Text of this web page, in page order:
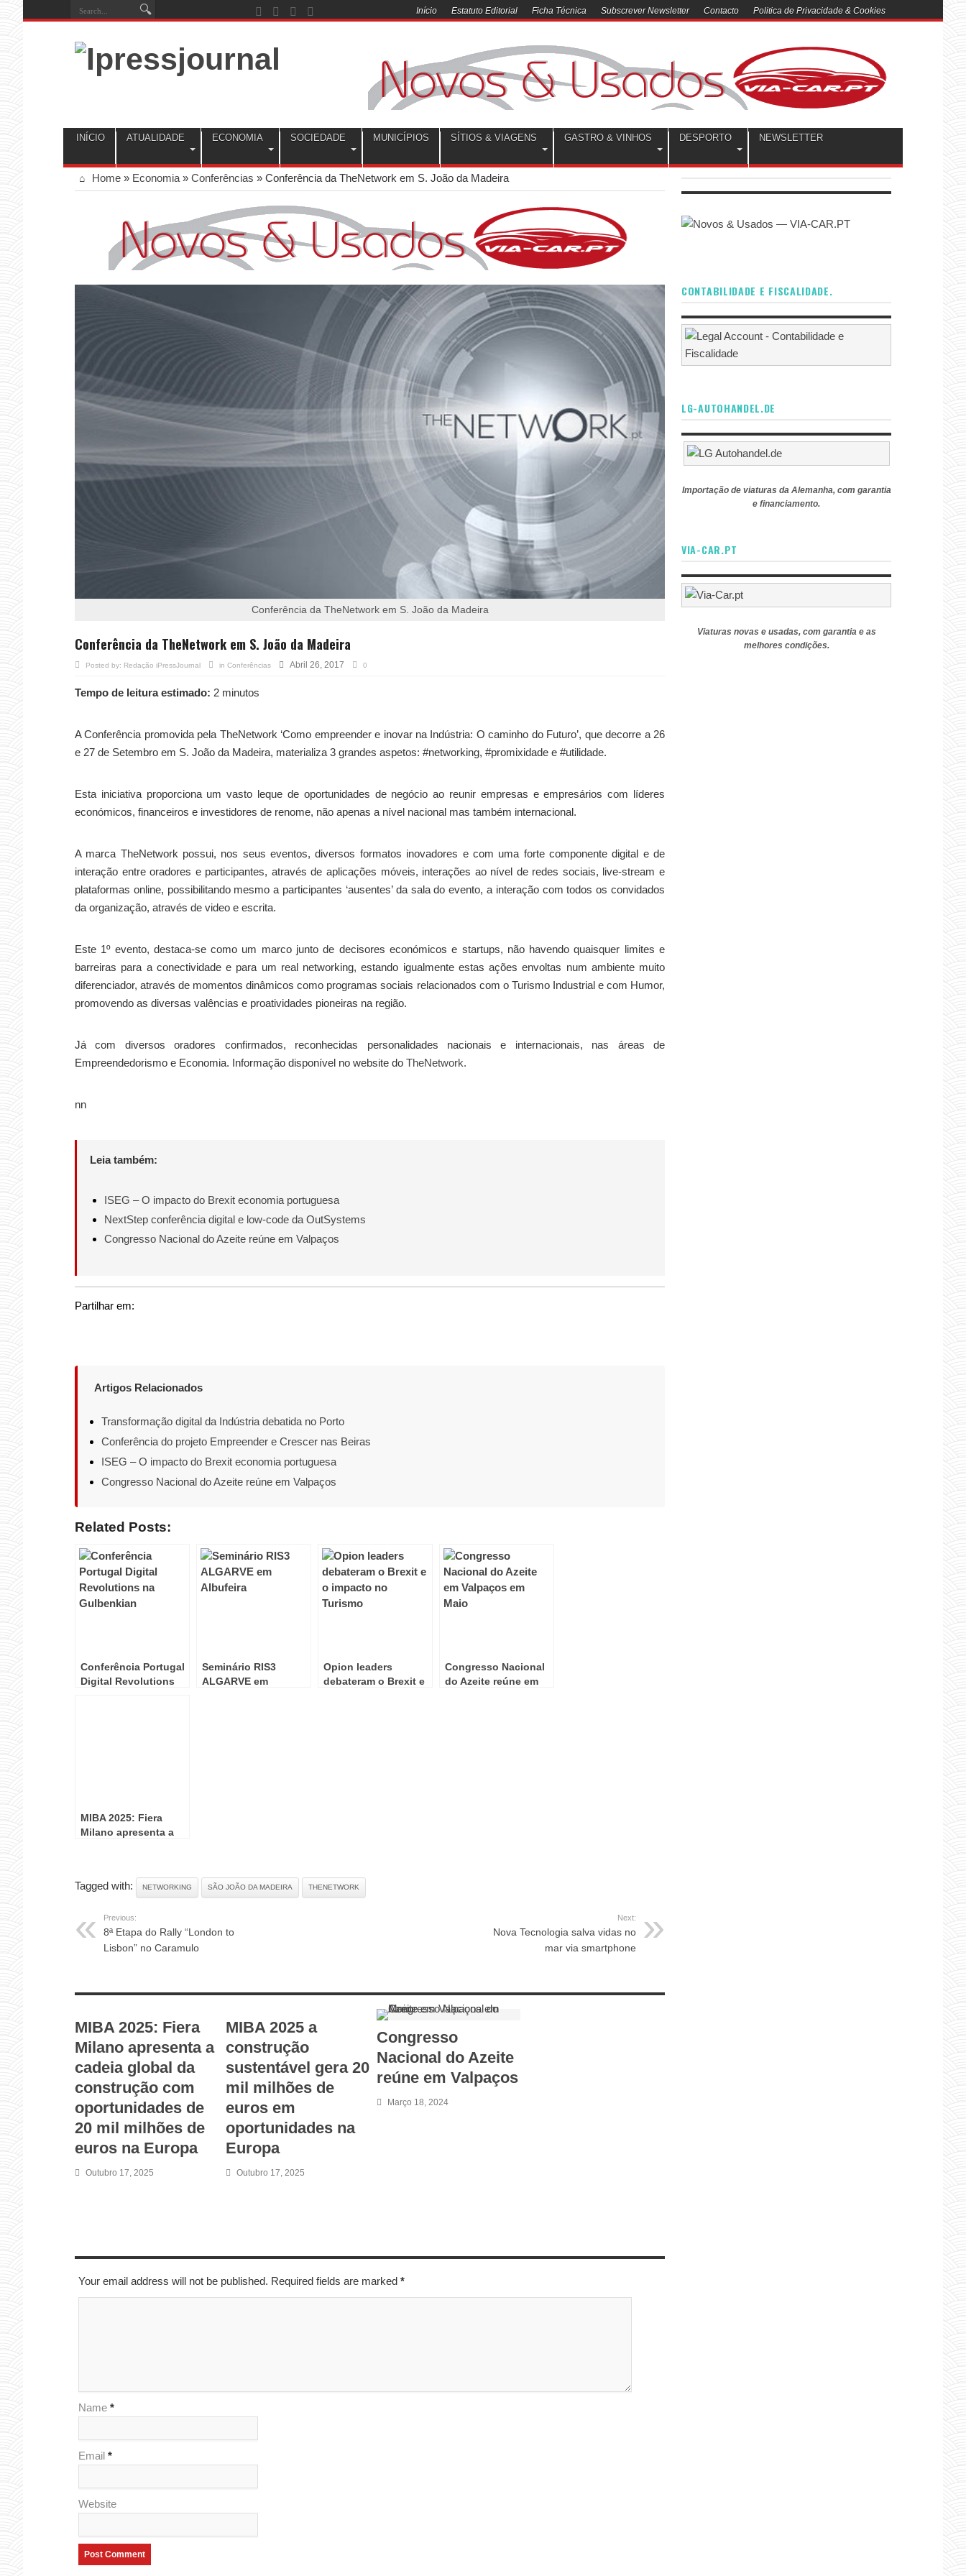
Início Estatuto Editorial Ficha Técnica Subscrever Newsletter Contacto Politica de Privacidade & Cookies
INÍCIO ATUALIDADE ECONOMIA SOCIEDADE MUNICÍPIOS SÍTIOS & VIAGENS GASTRO & VINHOS DESPORTO NEWSLETTER
Home » Economia » Conferências » Conferência da TheNetwork em S. João da Madeira
Conferência da TheNetwork em S. João da Madeira
Conferência da TheNetwork em S. João da Madeira
Posted by: Redação iPressJournal in Conferências Abril 26, 2017 0
Tempo de leitura estimado: 2 minutos
A Conferência promovida pela TheNetwork ‘Como empreender e inovar na Indústria: O caminho do Futuro’, que decorre a 26
e 27 de Setembro em S. João da Madeira, materializa 3 grandes aspetos: #networking, #promixidade e #utilidade.
Esta iniciativa proporciona um vasto leque de oportunidades de negócio ao reunir empresas e empresários com líderes
económicos, financeiros e investidores de renome, não apenas a nível nacional mas também internacional.
A marca TheNetwork possui, nos seus eventos, diversos formatos inovadores e com uma forte componente digital e de
interação entre oradores e participantes, através de aplicações móveis, interações ao nível de redes sociais, live-stream e
plataformas online, possibilitando mesmo a participantes ‘ausentes’ da sala do evento, a interação com todos os convidados
da organização, através de video e escrita.
Este 1º evento, destaca-se como um marco junto de decisores económicos e startups, não havendo quaisquer limites e
barreiras para a conectividade e para um real networking, estando igualmente estas ações envoltas num ambiente muito
diferenciador, através de momentos dinâmicos como programas sociais relacionados com o Turismo Industrial e com Humor,
promovendo as diversas valências e proatividades pioneiras na região.
Já com diversos oradores confirmados, reconhecidas personalidades nacionais e internacionais, nas áreas de
Empreendedorismo e Economia. Informação disponível no website do TheNetwork.
nn
Leia também:
ISEG – O impacto do Brexit economia portuguesa
NextStep conferência digital e low-code da OutSystems
Congresso Nacional do Azeite reúne em Valpaços
Partilhar em:
Artigos Relacionados
Transformação digital da Indústria debatida no Porto
Conferência do projeto Empreender e Crescer nas Beiras
ISEG – O impacto do Brexit economia portuguesa
Congresso Nacional do Azeite reúne em Valpaços
Related Posts:
Conferência Portugal
Digital Revolutions
Seminário RIS3
ALGARVE em
Opion leaders
debateram o Brexit e
Congresso Nacional
do Azeite reúne em
MIBA 2025: Fiera
Milano apresenta a
oportunidades de 20
mil milhões de euros
Tagged with: NETWORKING SÃO JOÃO DA MADEIRA THENETWORK
Previous:
8ª Etapa do Rally “London to
Lisbon” no Caramulo
Next:
Nova Tecnologia salva vidas no
mar via smartphone
MIBA 2025: Fiera
Milano apresenta a
cadeia global da
construção com
oportunidades de
20 mil milhões de
euros na Europa
Outubro 17, 2025
MIBA 2025 a
construção
sustentável gera 20
mil milhões de
euros em
oportunidades na
Europa
Outubro 17, 2025
Congresso
Nacional do Azeite
reúne em Valpaços
Março 18, 2024
Your email address will not be published. Required fields are marked *
Name *
Email *
Website
CONTABILIDADE E FISCALIDADE.
LG-AUTOHANDEL.DE
Importação de viaturas da Alemanha, com garantia
e financiamento.
VIA-CAR.PT
Viaturas novas e usadas, com garantia e as
melhores condições.